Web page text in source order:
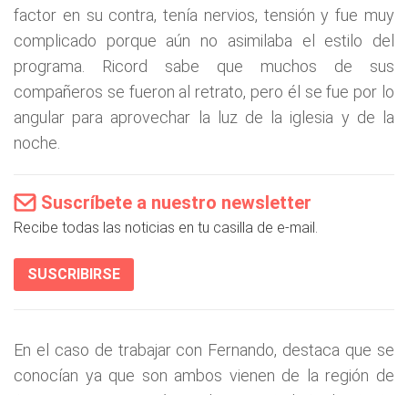
factor en su contra, tenía nervios, tensión y fue muy
complicado porque aún no asimilaba el estilo del
programa. Ricord sabe que muchos de sus
compañeros se fueron al retrato, pero él se fue por lo
angular para aprovechar la luz de la iglesia y de la
noche.
Suscríbete a nuestro newsletter
Recibe todas las noticias en tu casilla de e-mail.
SUSCRIBIRSE
En el caso de trabajar con Fernando, destaca que se
conocían ya que son ambos vienen de la región de